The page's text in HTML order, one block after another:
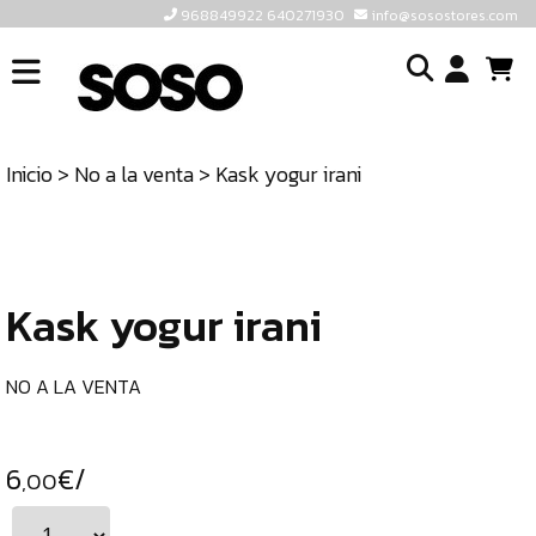
968849922 640271930 info@sosostores.com
INICIO
TIENDA
968849922
640271930
Inicio> No a la venta> Kask yogur irani
Kask yogur irani
NO A LA VENTA
6,00€/